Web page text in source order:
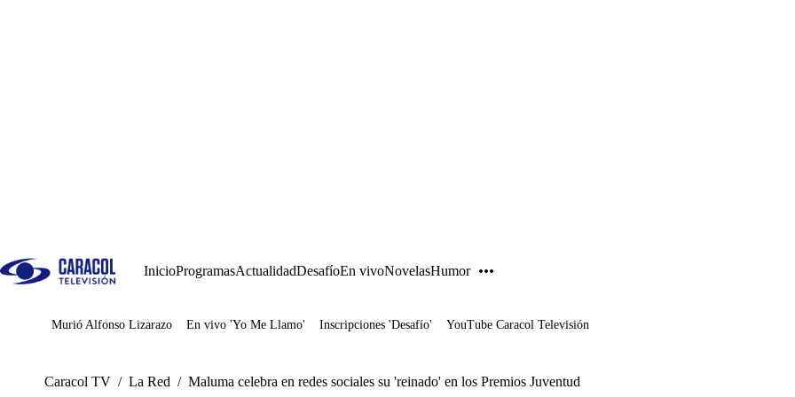
InicioProgramasActualidadDesafíoEn vivoNovelasHumor
Juegos
Murió Alfonso Lizarazo En vivo 'Yo Me Llamo' Inscripciones 'Desafío' YouTube Caracol Televisión
Caracol TV / La Red / Maluma celebra en redes sociales su 'reinado' en los Premios Juventud